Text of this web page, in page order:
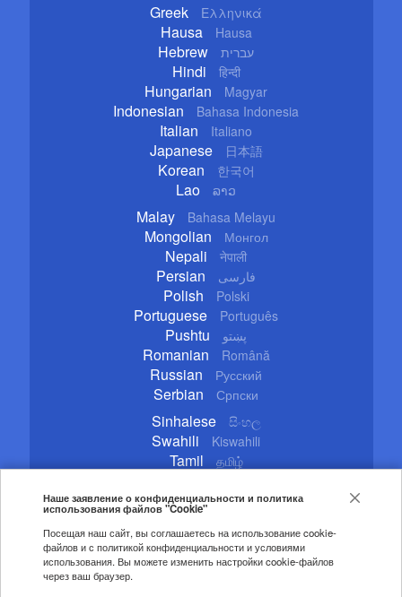
Greek Ελληνικά
Hausa Hausa
Hebrew עברית
Hindi हिन्दी
Hungarian Magyar
Indonesian Bahasa Indonesia
Italian Italiano
Japanese 日本語
Korean 한국어
Lao ລາວ
Malay Bahasa Melayu
Mongolian Монгол
Nepali नेपाली
Persian فارسی
Polish Polski
Portuguese Português
Pushtu پښتو
Romanian Română
Russian Русский
Serbian Српски
Sinhalese සිංහල
Swahili Kiswahili
Tamil தமிழ்
Turkish Türkçe
Ukrainian
Urdu اردو
Vietnamese Tiếng Việt
Наше заявление о конфиденциальности и политика
использования файлов "Cookie"
Посещая наш сайт, вы соглашаетесь на использование cookie-
файлов и с политикой конфиденциальности и условиями
использования. Вы можете изменить настройки cookie-файлов
через ваш браузер.